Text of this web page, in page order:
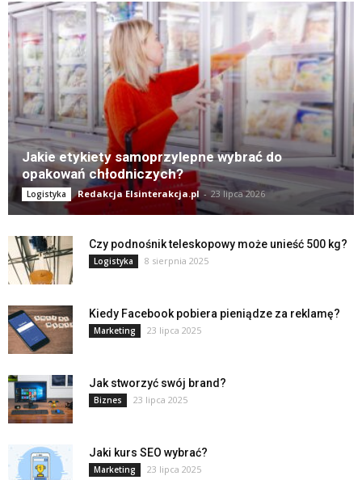
Jakie etykiety samoprzylepne wybrać do
opakowań chłodniczych?
Logistyka Redakcja Elsinterakcja.pl - 23 lipca 2026
Czy podnośnik teleskopowy może unieść 500 kg?
Logistyka 8 sierpnia 2025
Kiedy Facebook pobiera pieniądze za reklamę?
Marketing 23 lipca 2025
Jak stworzyć swój brand?
Biznes 23 lipca 2025
Jaki kurs SEO wybrać?
Marketing 23 lipca 2025